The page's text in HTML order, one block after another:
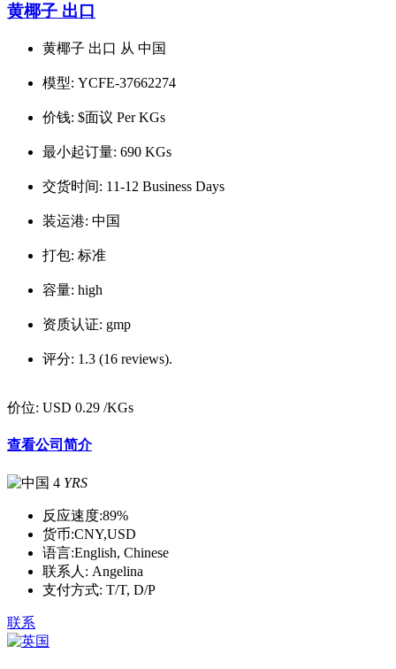
黄椰子 出口
黄椰子 出口 从 中国
模型: YCFE-37662274
价钱: $面议 Per KGs
最小起订量: 690 KGs
交货时间: 11-12 Business Days
装运港: 中国
打包: 标准
容量: high
资质认证: gmp
评分: 1.3 (16 reviews).
价位: USD 0.29 /KGs
查看公司简介
4 YRS
反应速度:89%
货币:CNY,USD
语言:English, Chinese
联系人: Angelina
支付方式: T/T, D/P
联系